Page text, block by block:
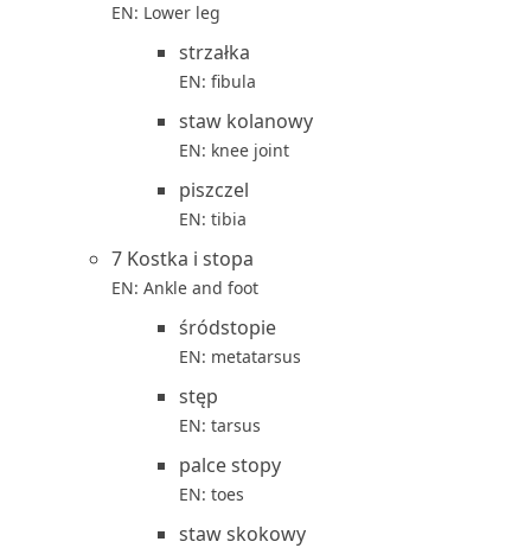
EN: Lower leg
strzałka
EN: fibula
staw kolanowy
EN: knee joint
piszczel
EN: tibia
7 Kostka i stopa
EN: Ankle and foot
śródstopie
EN: metatarsus
stęp
EN: tarsus
palce stopy
EN: toes
staw skokowy